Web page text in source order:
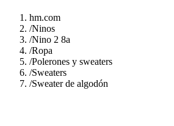
hm.com
/Ninos
/Nino 2 8a
/Ropa
/Polerones y sweaters
/Sweaters
/Sweater de algodón